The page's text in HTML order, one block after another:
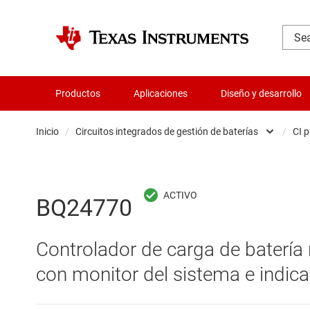
Productos Aplicaciones Diseño y desarrollo
Inicio / Circuitos integrados de gestión de baterías
Aislamiento
Audio, háptica y piezoeléctrica
Circuitos integrados de gestión de
/ CI
BQ24770
Controlador de carga de
con monitor del sistema e